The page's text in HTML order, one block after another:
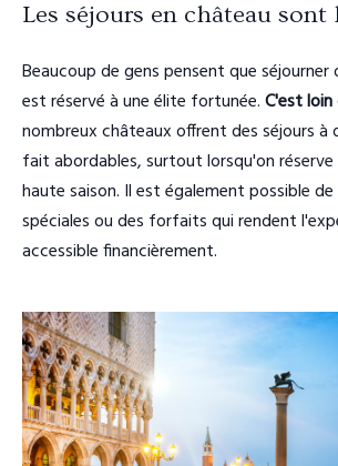
Les séjours en château sont
Beaucoup de gens pensent que séjourner
est réservé à une élite fortunée.C'est
nombreux châteaux offrent des séjours à
fait abordables, surtout lorsqu'on réserve
haute saison. Il est également possible
spéciales ou des forfaits qui rendent
accessible financièrement.